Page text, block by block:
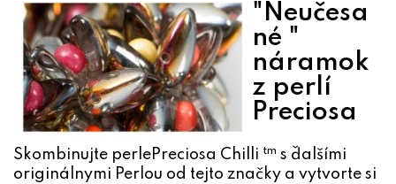
"Neučesa
né "
náramok
z perlí
Preciosa
Skombinujte perlePreciosa Chilli tm s ďalšími
originálnymi Perlou od tejto značky a vytvorte si